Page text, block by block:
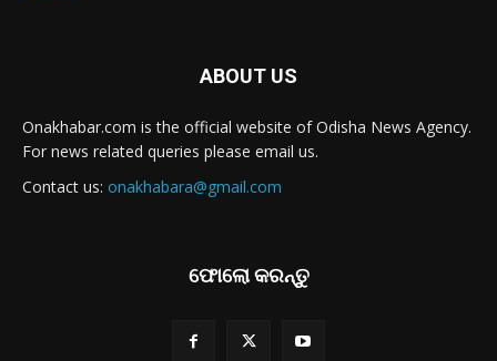
ABOUT US
Onakhabar.com is the official website of Odisha News Agency.
For news related queries please email us.
Contact us: onakhabara@gmail.com
ଫୋଲୋ କରନ୍ତୁ